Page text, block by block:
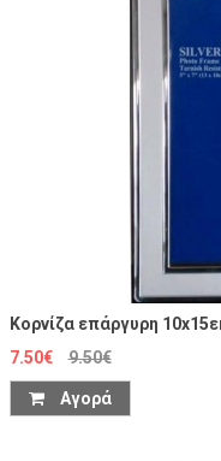
Κορνίζα επάργυρη
7.50€
9.50€
Αγορά